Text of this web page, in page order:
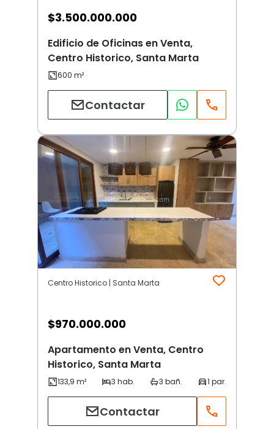
$3.500.000.000
Edificio de Oficinas en Venta,
Centro Historico, Santa Marta
Contactar
Centro Historico | Santa Marta
$970.000.000
Apartamento en Venta, Centro
Historico, Santa Marta
Contactar